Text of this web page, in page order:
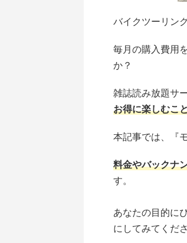
バイクツーリン
毎月の購入費用
か？
雑誌読み放題サ
お得に楽しむこ
本記事では、『
料金やバックナ
す。
あなたの目的に
にしてみてくださ